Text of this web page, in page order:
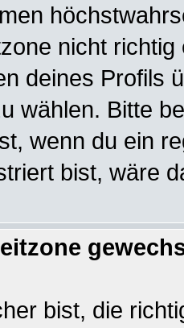
nicht
deines Profils
wählen. Bitte
wenn du ein
bist, wäre
bist, die